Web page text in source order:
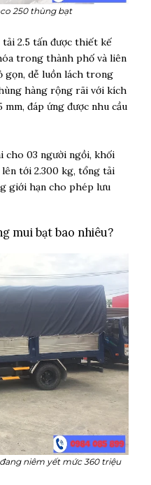
250 thùng bạt
2.5 tấn được thiết kế
trong thành phố và liên
gọn, dễ luồn lách trong
hàng rộng rãi với kích
đáp ứng được nhu cầu
cho 03 người ngồi, khối
tới 2.300 kg, tổng tải
giới hạn cho phép lưu
mui bạt bao nhiêu?
niêm yết mức 360 triệu